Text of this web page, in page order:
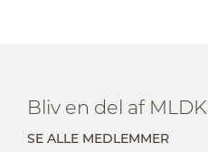
Bliv en del af MLDK
SE ALLE MEDLEMMER